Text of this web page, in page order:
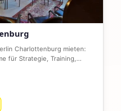
Charlottenburg mieten:
für Strategie, Training,